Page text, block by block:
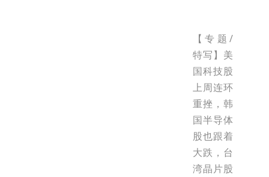
【专题/
特写】美
国科技股
上周连环
重挫，韩
国半导体
股也跟着
大跌，台
湾晶片股